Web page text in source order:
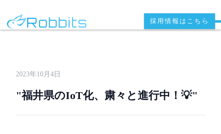
Robbits 採用情報はこちら
2023年10月4日
"福井県のIoT化、粛々と進行中！💡"